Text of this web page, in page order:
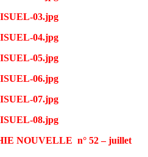
NOUVELLE n° 52 – juillet